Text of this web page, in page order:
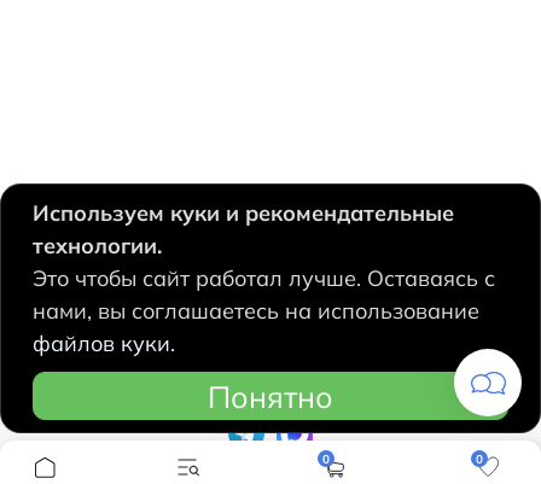
630124, Новосибирск,
Есенина, 67
hidrolux@mail.ru
Используем куки и рекомендательные
технологии.
Это чтобы сайт работал лучше. Оставаясь с
нами, вы соглашаетесь на использование
файлов куки.
Понятно
0
0